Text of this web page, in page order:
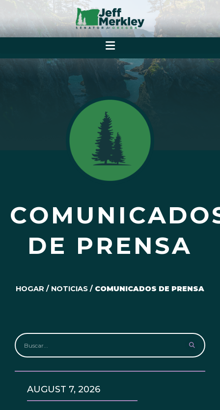
DE PRENSA
HOGAR / NOTICIAS / COMUNICADOS DE PRENSA
AUGUST 7, 2026